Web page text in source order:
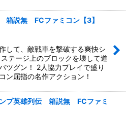
箱説無 FCファミコン【3】
して、敵戦車を撃破する爽快シ
テージ上のブロックを壊して道
ツグン！ 2人協力プレイで盛り
ン屈指の名作アクション！
プ英雄列伝 箱説無 FCファミ